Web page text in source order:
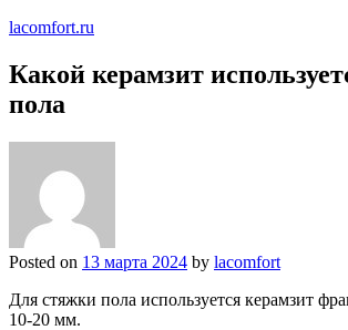
lacomfort.ru
Какой керамзит
пола
Posted on 13 марта 2024 by lacomfort
Для стяжки пола используется керамзит
10-20 мм.